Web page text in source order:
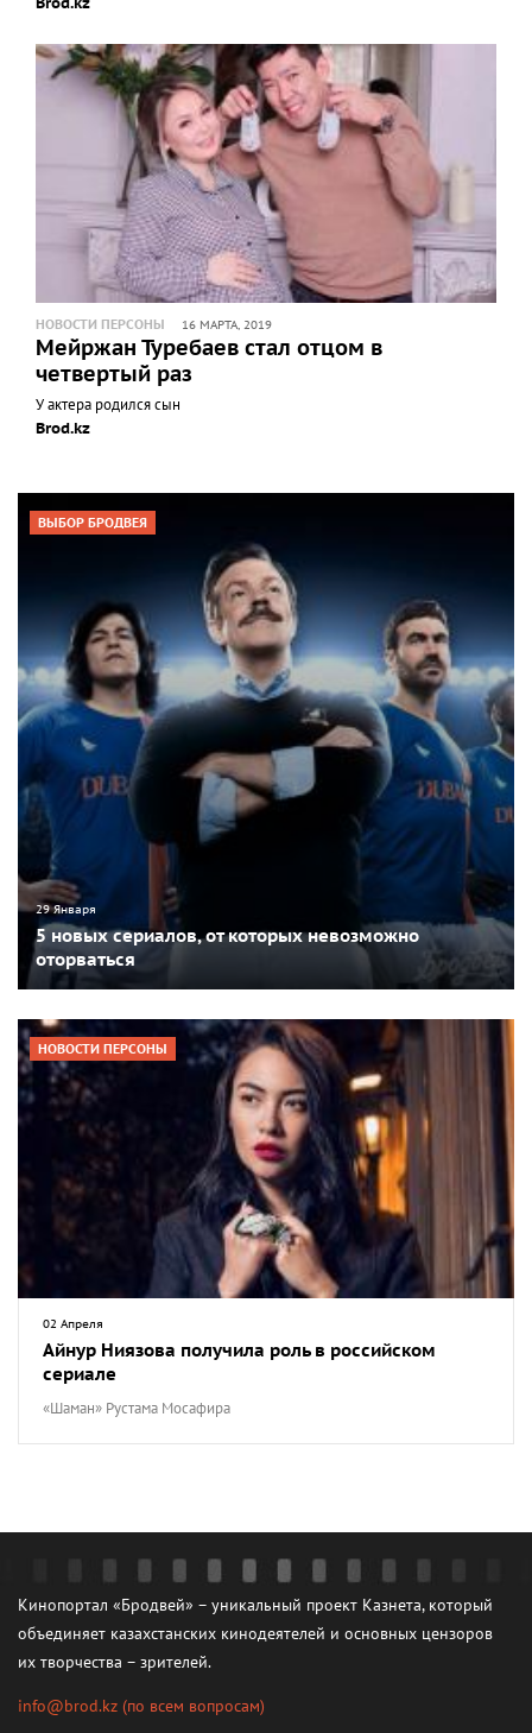
НОВОСТИ ПЕРСОНЫ 16 МАРТА, 2019
Мейржан Туребаев стал отцом в
четвертый раз
У актера родился сын
Brod.kz
ВЫБОР БРОДВЕЯ
29 Января
5 новых сериалов, от которых невозможно
оторваться
НОВОСТИ ПЕРСОНЫ
02 Апреля
Айнур Ниязова получила роль в российском
сериале
«Шаман» Рустама Мосафира
Кинопортал «Бродвей» – уникальный проект Казнета, который
объединяет казахстанских кинодеятелей и основных цензоров
их творчества – зрителей.
info@brod.kz (по всем вопросам)